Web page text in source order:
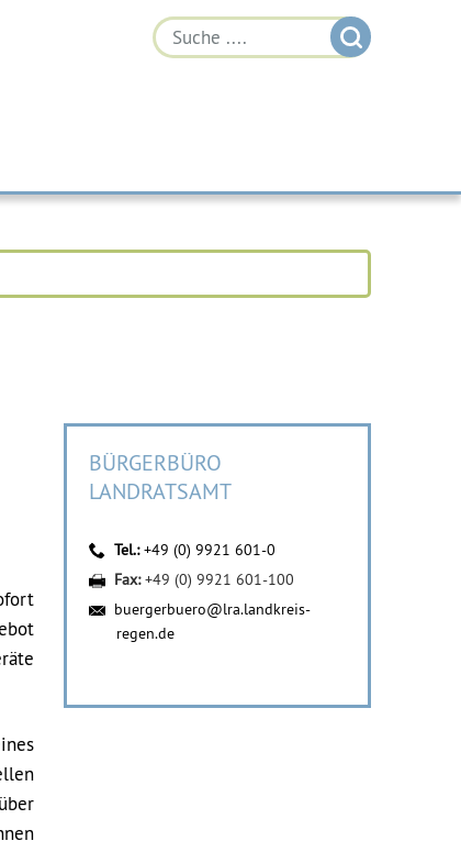
BÜRGERBÜRO
LANDRATSAMT
Tel.:+49 (0) 9921 601-0
Fax:+49 (0) 9921 601-100
buergerbuero@lra.landkreis-
regen.de